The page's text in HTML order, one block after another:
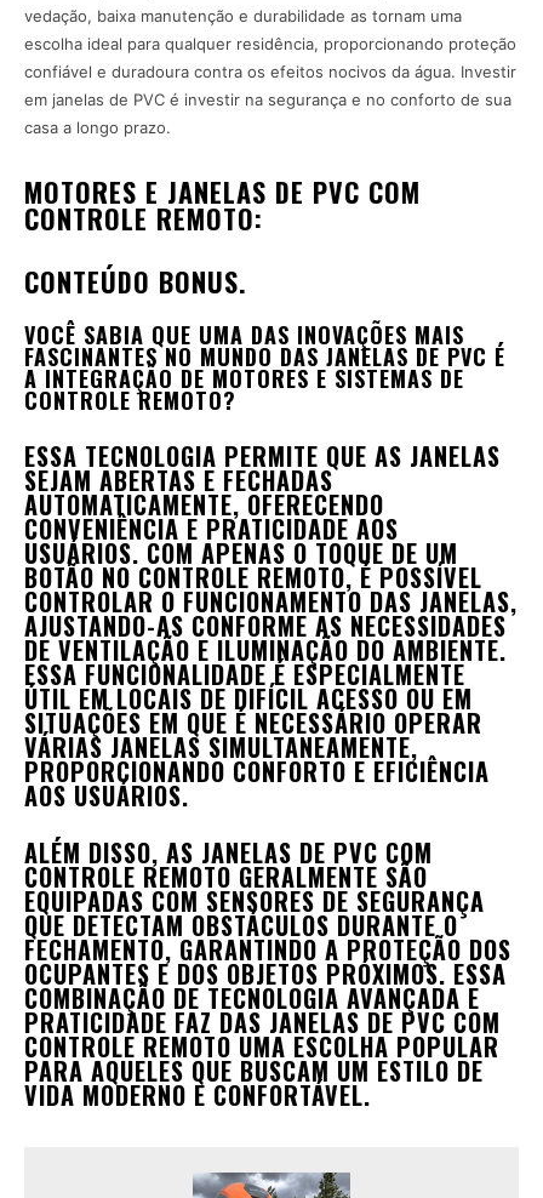
vedação, baixa manutenção e durabilidade as tornam uma
escolha ideal para qualquer residência, proporcionando proteção
confiável e duradoura contra os efeitos nocivos da água. Investir
em janelas de PVC é investir na segurança e no conforto de sua
casa a longo prazo.
MOTORES E JANELAS DE PVC COM
CONTROLE REMOTO:
CONTEÚDO BONUS.
VOCÊ SABIA QUE UMA DAS INOVAÇÕES MAIS
FASCINANTES NO MUNDO DAS JANELAS DE PVC É
A INTEGRAÇÃO DE MOTORES E SISTEMAS DE
CONTROLE REMOTO?
ESSA TECNOLOGIA PERMITE QUE AS JANELAS
SEJAM ABERTAS E FECHADAS
AUTOMATICAMENTE, OFERECENDO
CONVENIÊNCIA E PRATICIDADE AOS
USUÁRIOS. COM APENAS O TOQUE DE UM
BOTÃO NO CONTROLE REMOTO, É POSSÍVEL
CONTROLAR O FUNCIONAMENTO DAS JANELAS,
AJUSTANDO-AS CONFORME AS NECESSIDADES
DE VENTILAÇÃO E ILUMINAÇÃO DO AMBIENTE.
ESSA FUNCIONALIDADE É ESPECIALMENTE
ÚTIL EM LOCAIS DE DIFÍCIL ACESSO OU EM
SITUAÇÕES EM QUE É NECESSÁRIO OPERAR
VÁRIAS JANELAS SIMULTANEAMENTE,
PROPORCIONANDO CONFORTO E EFICIÊNCIA
AOS USUÁRIOS.
ALÉM DISSO, AS JANELAS DE PVC COM
CONTROLE REMOTO GERALMENTE SÃO
EQUIPADAS COM SENSORES DE SEGURANÇA
QUE DETECTAM OBSTÁCULOS DURANTE O
FECHAMENTO, GARANTINDO A PROTEÇÃO DOS
OCUPANTES E DOS OBJETOS PRÓXIMOS. ESSA
COMBINAÇÃO DE TECNOLOGIA AVANÇADA E
PRATICIDADE FAZ DAS JANELAS DE PVC COM
CONTROLE REMOTO UMA ESCOLHA POPULAR
PARA AQUELES QUE BUSCAM UM ESTILO DE
VIDA MODERNO E CONFORTÁVEL.